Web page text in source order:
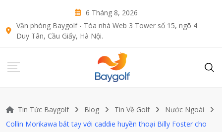
content
6 Tháng 8, 2026
Văn phòng Baygolf - Tòa nhà Web 3 Tower số 15, ngõ 4
Duy Tân, Cầu Giấy, Hà Nội.
Tin Tức Baygolf Blog Tin Về Golf
Nước Ngoài
Collin Morikawa bắt tay với caddie huyền thoại Billy Foster cho